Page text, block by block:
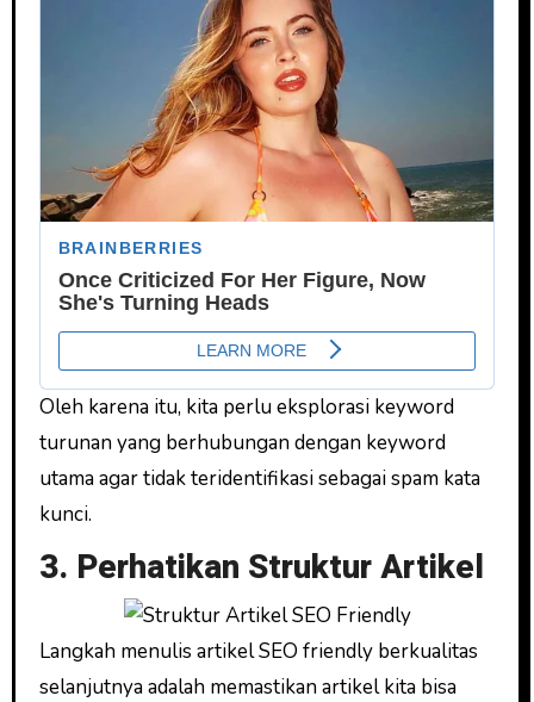
Oleh karena itu, kita perlu eksplorasi keyword
turunan yang berhubungan dengan keyword
utama agar tidak teridentifikasi sebagai spam kata
kunci.
3. Perhatikan Struktur Artikel
Langkah menulis artikel SEO friendly berkualitas
selanjutnya adalah memastikan artikel kita bisa